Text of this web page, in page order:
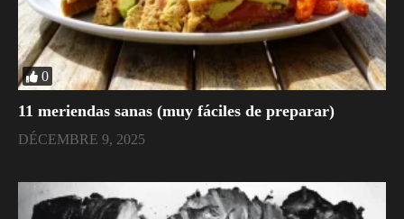
0
11 meriendas sanas (muy fáciles de preparar)
DÉCEMBRE 9, 2025